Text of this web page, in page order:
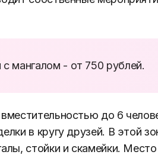
мангалом - от 750 рублей.
до 6
в кругу друзей. В этой
стойки и скамейки. Место